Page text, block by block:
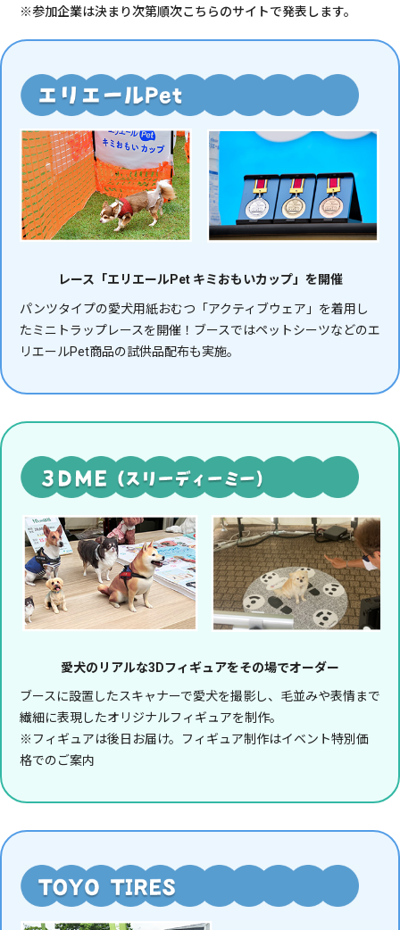
※参加企業は決まり次第順次こちらのサイトで発表します。
レース「エリエールPet キミおもいカップ」を開催
パンツタイプの愛犬用紙おむつ「アクティブウェア」を着用し
たミニトラップレースを開催！ブースではペットシーツなどのエ
リエールPet商品の試供品配布も実施。
愛犬のリアルな3Dフィギュアをその場でオーダー
ブースに設置したスキャナーで愛犬を撮影し、毛並みや表情まで
繊細に表現したオリジナルフィギュアを制作。
※フィギュアは後日お届け。フィギュア制作はイベント特別価
格でのご案内